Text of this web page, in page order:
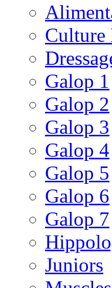
Culture
Galop 1
Galop 2
Galop 3
Galop 4
Galop 5
Galop 6
Galop 7
Juniors